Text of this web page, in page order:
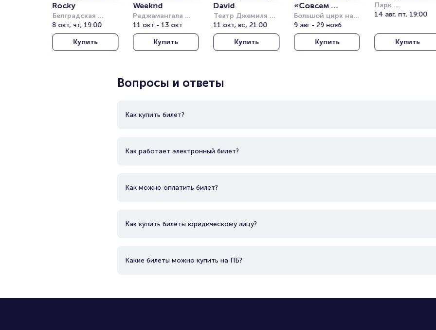
Rocky
Белградская
Арена (бывш.
Штарк Арена)
8 окт, чт, 19:00
Купить
Weeknd
Раджамангала
Нэшнл Стэдиум
(Rajamangala
National Stadium)
11 окт - 13 окт
Купить
David
Театр Джемиля
Топузлу под
открытым небом
(Harbiye Cemil
Topuzlu Open Air
11 окт, вс, 21:00
Купить
«Совсем
большой»
Большой цирк на
проспекте
Вернадского
9 авг - 29 нояб
Купить
Парк
Кучукчифтлик
14 авг, пт, 19:00
Купить
Вопросы и ответы
Как купить билет?
Как работает электронный билет?
Как можно оплатить билет?
Как купить билеты юридическому лицу?
Какие билеты можно купить на ПБ?